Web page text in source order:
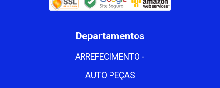
Departamentos
ARREFECIMENTO -
AUTO PEÇAS